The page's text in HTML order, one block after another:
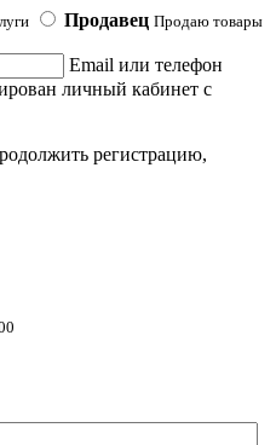
Продавец Продаю товары
Email или телефон
личный кабинет с
регистрацию,